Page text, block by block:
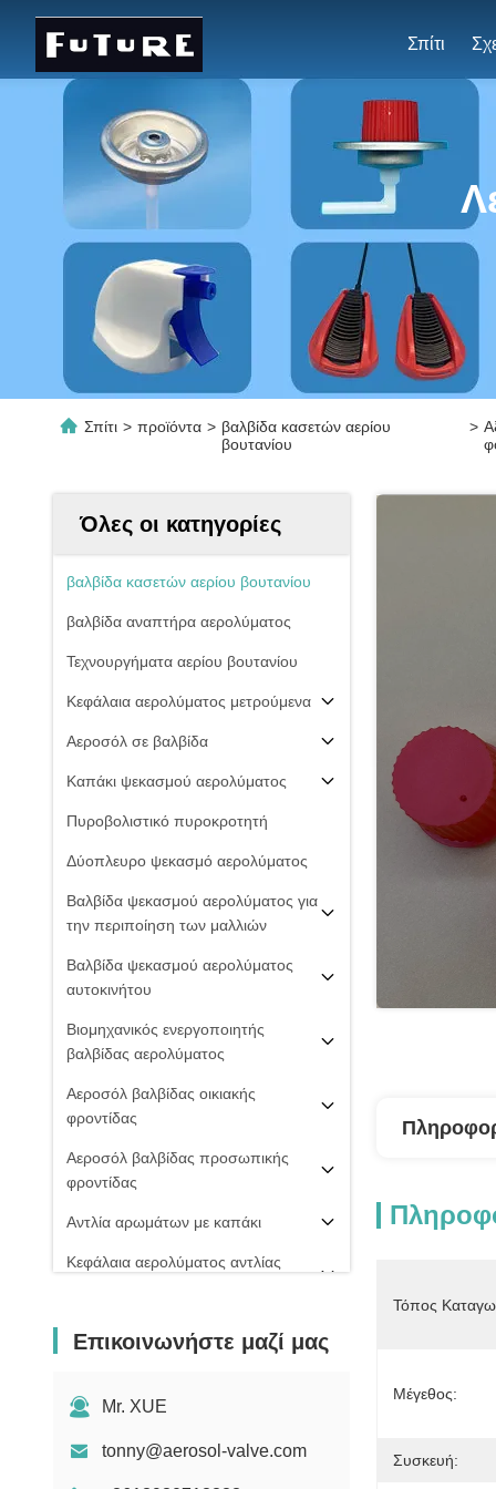
Σπίτι
Σπίτι > προϊόντα > βαλβίδα κασετών αερίου
βουτανίου
>
Όλες οι κατηγορίες
βαλβίδα κασετών αερίου βουτανίου
βαλβίδα αναπτήρα αερολύματος
Τεχνουργήματα αερίου βουτανίου
Κεφάλαια αερολύματος μετρούμενα
Αεροσόλ σε βαλβίδα
Καπάκι ψεκασμού αερολύματος
Πυροβολιστικό πυροκροτητή
Δύοπλευρο ψεκασμό αερολύματος
Βαλβίδα ψεκασμού αερολύματος για
την περιποίηση των μαλλιών
Βαλβίδα ψεκασμού αερολύματος
αυτοκινήτου
Βιομηχανικός ενεργοποιητής
βαλβίδας αερολύματος
Αεροσόλ βαλβίδας οικιακής
φροντίδας
Αεροσόλ βαλβίδας προσωπικής
φροντίδας
Αντλία αρωμάτων με καπάκι
Κεφάλαια αερολύματος αντλίας
Σπρέι πιπεριού
μηχανή πλήρωσης αερολύματος
Επικοινωνήστε μαζί μας
Mr. XUE
tonny@aerosol-valve.com
Τόπος
Μέγεθος:
Συσκευή: